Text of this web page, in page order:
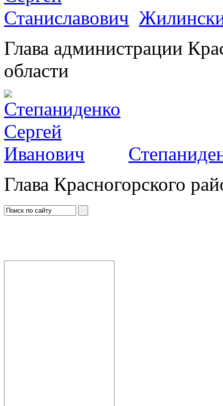
Глава администрации
области
Глава Красногорского